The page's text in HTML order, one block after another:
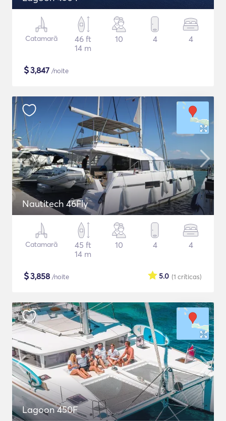
Catamarã
46 ft
14 m
10 4 4
$3,847 /noite
Nautitech 46Fly
Catamarã
45 ft
14 m
10 4 4
$3,858 /noite (1 críticas)
5.0
Lagoon 450F